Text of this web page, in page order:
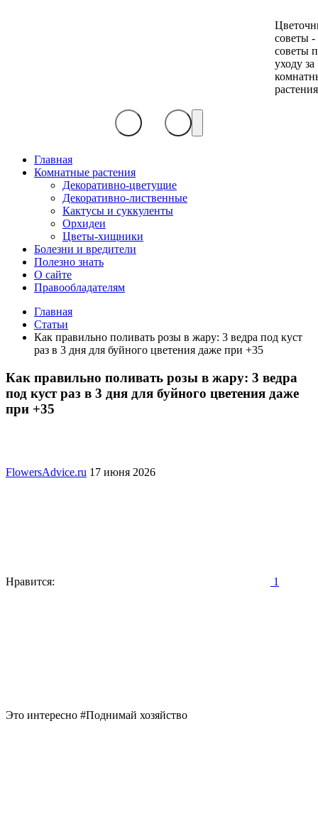
советы -
советы
уходу за
Главная
Комнатные растения
Декоративно-цветущие
Декоративно-лиственные
Кактусы и суккуленты
Орхидеи
Цветы-хищники
Болезни и вредители
Полезно знать
О сайте
Правообладателям
Главная
Статьи
Как правильно поливать розы в жару: 3 ведра под куст
раз в 3 дня для буйного цветения даже при +35
Как правильно поливать розы в жару: 3 ведра
под куст раз в 3 дня для буйного цветения даже
при +35
FlowersAdvice.ru 17 июня 2026
Нравится: 1
Это интересно #Поднимай хозяйство